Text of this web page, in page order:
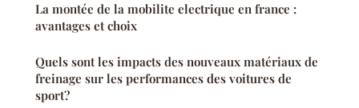
La montée de la mobilite electrique en france :
avantages et choix
Quels sont les impacts des nouveaux matériaux de
freinage sur les performances des voitures de
sport?